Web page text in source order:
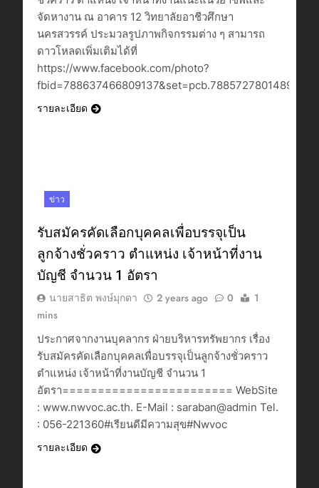
จัดหางาน ณ อาคาร 12 วิทยาลัยอาชีวศึกษา
นครสวรรค์ ประมวลรูปภาพกิจกรรมต่าง ๆ สามารถ
ดาวโหลดเพิ่มเติมได้ที่
https://www.facebook.com/photo?
fbid=788637466809137&set=pcb.788572780148939
รายละเอียด
ข่าว
รับสมัครคัดเลือกบุคคลเพื่อบรรจุเป็น
ลูกจ้างชั่วคราว ตำแหน่ง เจ้าหน้าที่งาน
บัญชี จำนวน 1 อัตรา
นายสาธิต พงษ์มุกดา 2 years ago 0
1
mins
ประกาศจากงานบุคลากร ฝ่ายบริหารทรัพยากร เรื่อง
รับสมัครคัดเลือกบุคคลเพื่อบรรจุเป็นลูกจ้างชั่วคราว
ตำแหน่ง เจ้าหน้าที่งานบัญชี จำนวน 1
อัตรา======================== WebSite
: www.nwvoc.ac.th. E-Mail : saraban@admin Tel.
: 056-221360#เรียนดีมีความสุข#Nwvoc
รายละเอียด